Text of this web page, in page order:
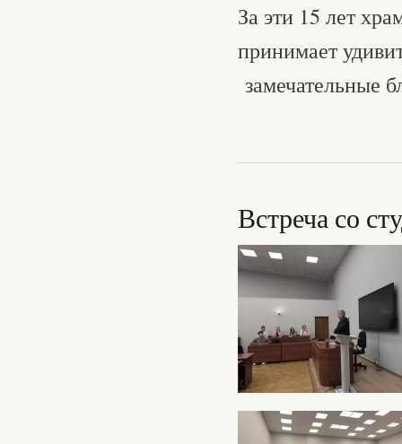
За эти 15 лет
принимает
замечательные
Встреча со